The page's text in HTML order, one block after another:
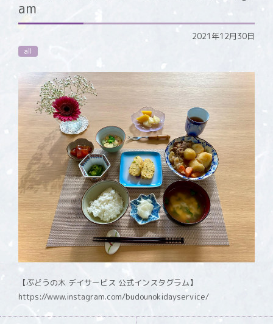
am
2021年12月30日
all
【ぶどうの木 デイサービス 公式インスタグラム】
https://www.instagram.com/budounokidayservice/